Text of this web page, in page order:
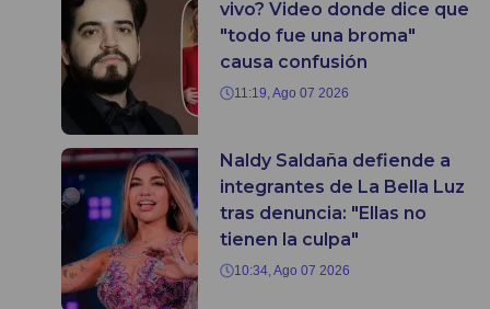
vivo? Video donde dice que
"todo fue una broma"
causa confusión
11:19, Ago 07 2026
Naldy Saldaña defiende a
integrantes de La Bella Luz
tras denuncia: "Ellas no
tienen la culpa"
10:34, Ago 07 2026